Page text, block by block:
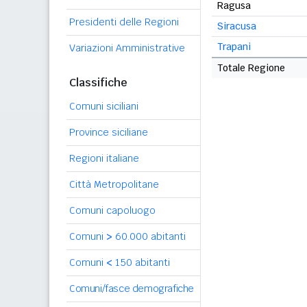
Presidenti delle Regioni
Variazioni Amministrative
Classifiche
Comuni siciliani
Province siciliane
Regioni italiane
Città Metropolitane
Comuni capoluogo
Comuni > 60.000 abitanti
Comuni < 150 abitanti
Comuni/fasce demografiche
Ragusa
Siracusa
Trapani
Totale Regione